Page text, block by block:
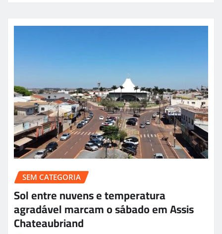
SEM CATEGORIA
Sol entre nuvens e temperatura
agradável marcam o sábado em Assis
Chateaubriand